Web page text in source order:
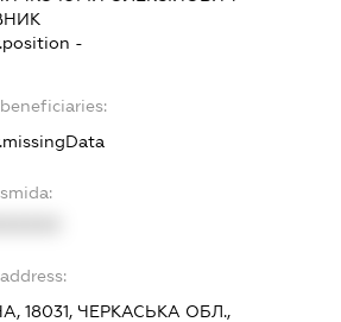
-
18031, ЧЕРКАСЬКА ОБЛ.,